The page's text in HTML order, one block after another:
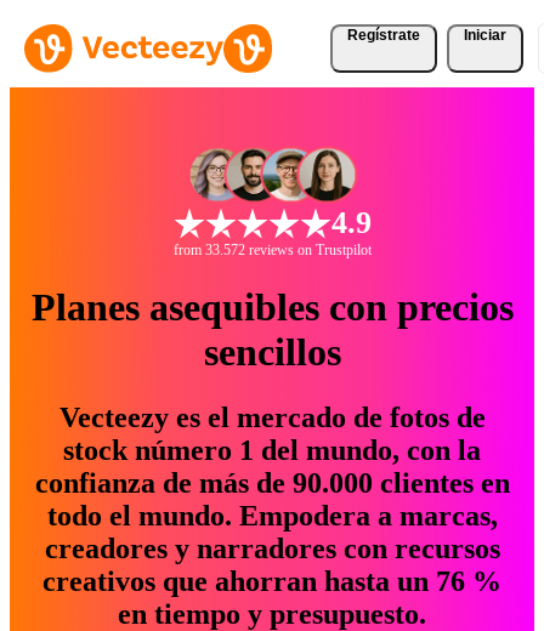
Regístrate Iniciar
4.9
from 33.572 reviews on Trustpilot
Planes asequibles con precios
sencillos
Vecteezy es el mercado de fotos de
stock número 1 del mundo, con la
confianza de más de 90.000 clientes en
todo el mundo. Empodera a marcas,
creadores y narradores con recursos
creativos que ahorran hasta un 76 %
en tiempo y presupuesto.